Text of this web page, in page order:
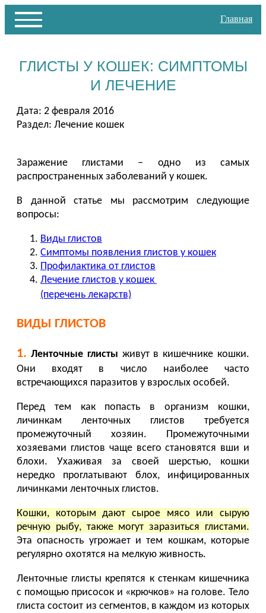
Главная
ГЛИСТЫ У КОШЕК: СИМПТОМЫ
И ЛЕЧЕНИЕ
Дата: 2 февраля 2016
Раздел: Лечение кошек
Заражение глистами – одно из самых
распространенных заболеваний у кошек.
В данной статье мы рассмотрим следующие
вопросы:
Виды глистов
Симптомы появления глистов у кошек
Профилактика от глистов
Лечение глистов у кошек
(перечень лекарств)
ВИДЫ ГЛИСТОВ
1. Ленточные глисты живут в кишечнике кошки.
Они входят в число наиболее часто
встречающихся паразитов у взрослых особей.
Перед тем как попасть в организм кошки,
личинкам ленточных глистов требуется
промежуточный хозяин. Промежуточными
хозяевами глистов чаще всего становятся вши и
блохи. Ухаживая за своей шерстью, кошки
нередко проглатывают блох, инфицированных
личинками ленточных глистов.
Кошки, которым дают сырое мясо или сырую
речную рыбу, также могут заразиться глистами.
Эта опасность угрожает и тем кошкам, которые
регулярно охотятся на мелкую живность.
Ленточные глисты крепятся к стенкам кишечника
с помощью присосок и «крючков» на голове. Тело
глиста состоит из сегментов, в каждом из которых